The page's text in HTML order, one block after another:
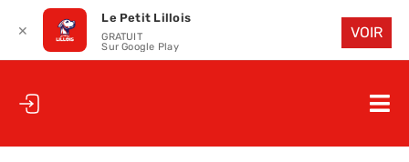
à
✕
Le Petit Lillois
GRATUIT
Sur Google Play
VOIR